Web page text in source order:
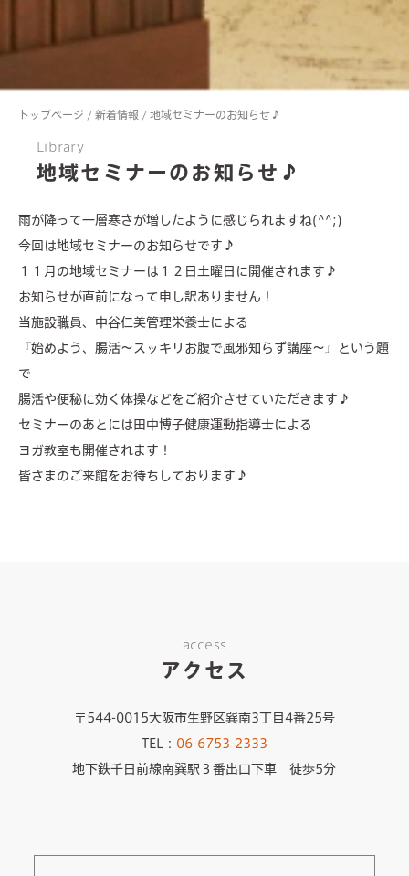
about us
valuable features
services
news & events
トップページ / 新着情報 / 地域セミナーのお知らせ♪
Library
地域セミナーのお知らせ♪
雨が降って一層寒さが増したように感じられますね(^^;)
今回は地域セミナーのお知らせです♪
１１月の地域セミナーは１２日土曜日に開催されます♪
お知らせが直前になって申し訳ありません！
当施設職員、中谷仁美管理栄養士による
『始めよう、腸活～スッキリお腹で風邪知らず講座～』という題
で
腸活や便秘に効く体操などをご紹介させていただきます♪
セミナーのあとには田中博子健康運動指導士による
ヨガ教室も開催されます！
皆さまのご来館をお待ちしております♪
access
アクセス
〒544-0015大阪市生野区巽南3丁目4番25号
TEL： 06-6753-2333
地下鉄千日前線南巽駅３番出口下車 徒歩5分